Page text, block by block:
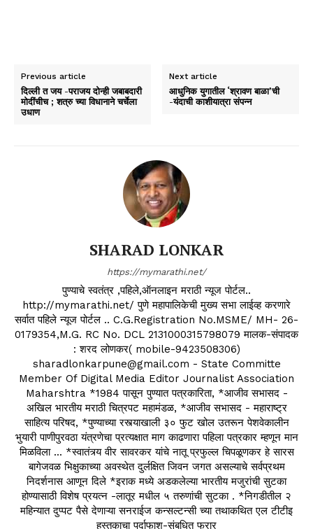
Previous article
दिल्ली त जय -पराजय दोन्ही जबाबदारी
मोदींचीच ; शत्रु च्या विधानाने चर्चेला
उधाण
Next article
आधुनिक युगातील ‘श्रावण बाळा’ची
-यंदाची काशीयात्रा संपन्न
SHARAD LONKAR
https://mymarathi.net/
पुण्याचे स्वतंत्र ,पहिले,ऑनलाइन मराठी न्यूज पोर्टल..
http://mymarathi.net/ पुणे महापालिकेची मुख्य सभा लाईव्ह करणारे
सर्वात पहिले न्यूज पोर्टल .. C.G.Registration No.MSME/ MH- 26-
0179354,M.G. RC No. DCL 2131000315798079 मालक-संपादक
: शरद लोणकर( mobile-9423508306)
sharadlonkarpune@gmail.com - State Committe
Member Of Digital Media Editor Journalist Association
Maharshtra *1984 पासून पुण्यात पत्रकारिता, *आजीव सभासद -
अखिल भारतीय मराठी चित्रपट महामंडळ, *आजीव सभासद - महाराष्ट्र
साहित्य परिषद, *पुण्याच्या रस्त्याखाली ३० फुट खोल उतरून पेशवेकालीन
भुयारी पाणीपुरवठा यंत्रणेचा प्रत्यक्षात माग काढणारा पहिला पत्रकार म्हणून मान
मिळविला ... *स्वातंत्र्य वीर सावरकर यांचे नातू प्रफुल्ल चिपळूणकर हे सारस
बागेजवळ भिक्षुकाच्या अवस्थेत दुर्लक्षित जिवन जगत असल्याचे सर्वप्रथम
निदर्शनास आणून दिले *इराक मध्ये अडकलेल्या भारतीय मजुरांची सुटका
होण्यासाठी विशेष प्रयत्न -लातूर मधील ५ तरुणांची सुटका . *निगडीतील २
महिन्यात दुप्पट पैसे देणाऱ्या सनराईज कन्सल्टन्सी च्या तथाकथित एल टीटीइ
हस्तकाचा पर्दाफाश-संबधित फरार